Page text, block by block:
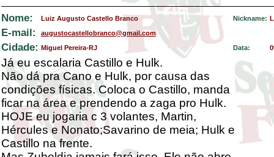
Nome: Luiz Augusto Castello Branco Nickname:
E-mail: augustocastellobranco@gmail.com
Cidade: Miguel Pereira-RJ Data:
Já eu escalaria Castillo e Hulk.
Não dá pra Cano e Hulk, por causa das
condições físicas. Coloca o Castillo, manda
ficar na área e prendendo a zaga pro Hulk.
HOJE eu jogaria c 3 volantes, Martin,
Hércules e Nonato;Savarino de meia; Hulk e
Castillo na frente.